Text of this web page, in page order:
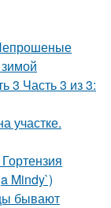
3 Часть 3 из 3:
участке.
Mindy`)
бывают